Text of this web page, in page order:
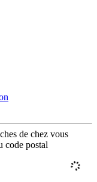
de chez vous
code postal